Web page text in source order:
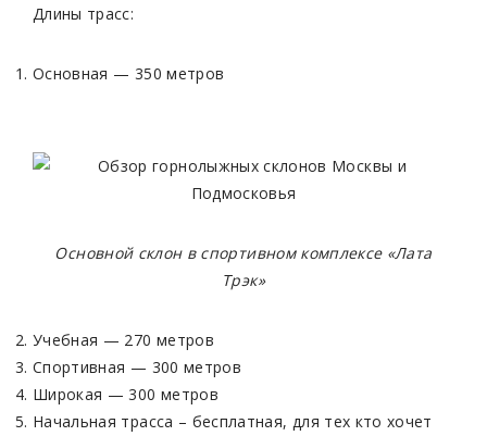
Длины трасс:
Основная — 350 метров
Основной склон в спортивном комплексе «Лата
Трэк»
Учебная — 270 метров
Спортивная — 300 метров
Широкая — 300 метров
Начальная трасса – бесплатная, для тех кто хочет